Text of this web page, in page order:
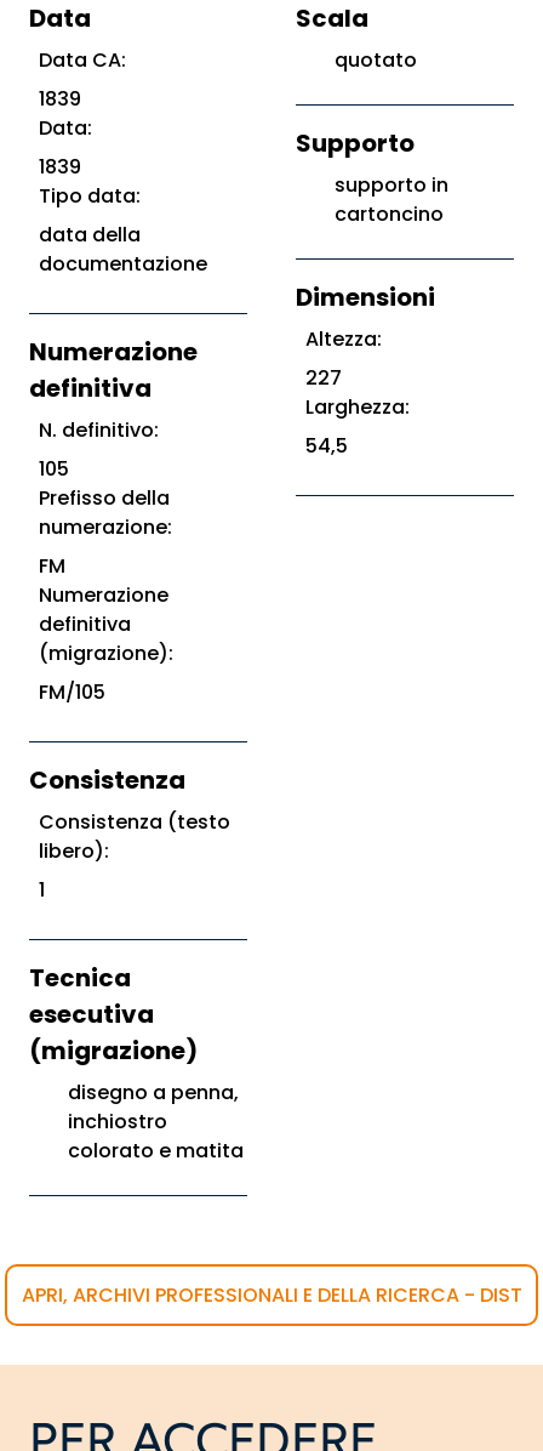
Data
Data CA:
1839
Data:
1839
Tipo data:
data della
documentazione
Numerazione
definitiva
N. definitivo:
105
Prefisso della
numerazione:
FM
Numerazione
definitiva
(migrazione):
FM/105
Consistenza
Consistenza (testo
libero):
1
Tecnica
esecutiva
(migrazione)
disegno a penna,
inchiostro
colorato e matita
Scala
quotato
Supporto
supporto in
cartoncino
Dimensioni
Altezza:
227
Larghezza:
54,5
APRI, ARCHIVI PROFESSIONALI E DELLA RICERCA - DIST